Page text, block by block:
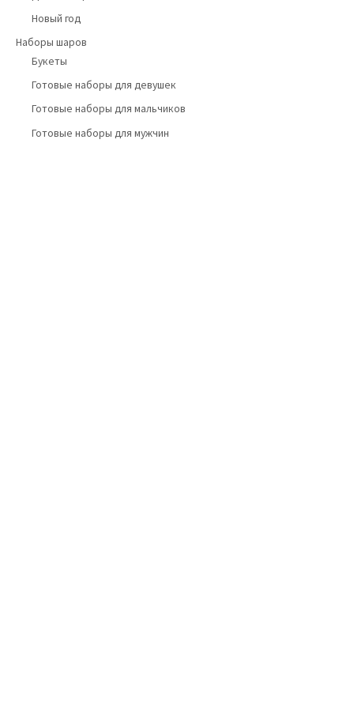
Новый год
Наборы шаров
Букеты
Готовые наборы для девушек
Готовые наборы для мальчиков
Готовые наборы для мужчин